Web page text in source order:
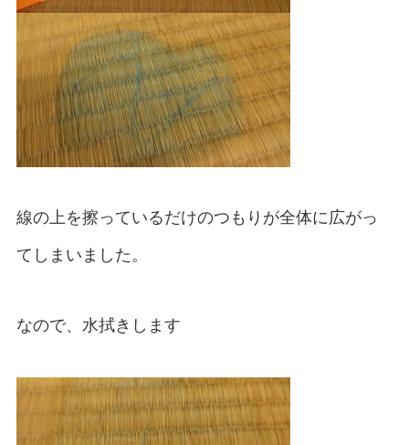
線の上を擦っているだけのつもりが全体に広がっ
てしまいました。
なので、水拭きします